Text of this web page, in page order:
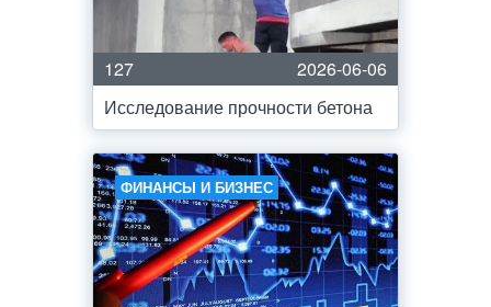
127
2026-06-06
Исследование прочности бетона
ФИНАНСЫ И БИЗНЕС